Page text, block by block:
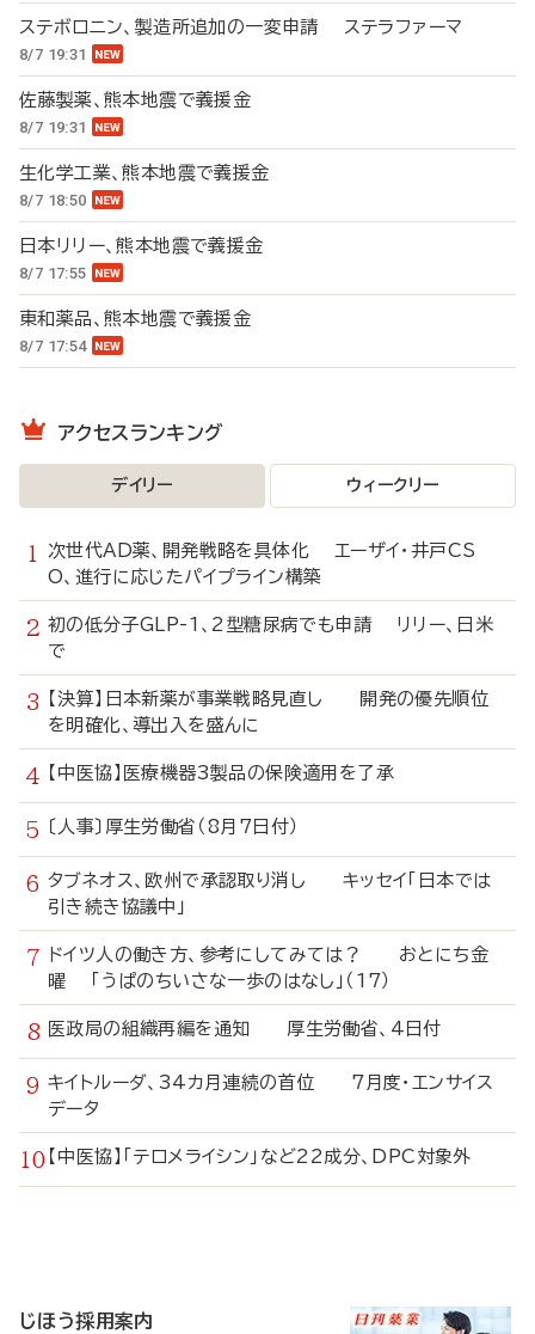
ステボロニン、製造所追加の一変申請 ステラファーマ
8/7 19:31
佐藤製薬、熊本地震で義援金
8/7 19:31
生化学工業、熊本地震で義援金
8/7 18:50
日本リリー、熊本地震で義援金
8/7 17:55
東和薬品、熊本地震で義援金
8/7 17:54
アクセスランキング
デイリー ウィークリー
次世代AD薬、開発戦略を具体化 エーザイ・井戸CS
O、進行に応じたパイプライン構築
初の低分子GLP-1、2型糖尿病でも申請 リリー、日米
で
【決算】日本新薬が事業戦略見直し 開発の優先順位
を明確化、導出入を盛んに
【中医協】医療機器3製品の保険適用を了承
〔人事〕厚生労働省（8月7日付）
タブネオス、欧州で承認取り消し キッセイ「日本では
引き続き協議中」
ドイツ人の働き方、参考にしてみては？ おとにち金
曜 「うぱのちいさな一歩のはなし」（17）
医政局の組織再編を通知 厚生労働省、4日付
キイトルーダ、34カ月連続の首位 7月度・エンサイス
データ
【中医協】「テロメライシン」など22成分、DPC対象外
じほう採用案内